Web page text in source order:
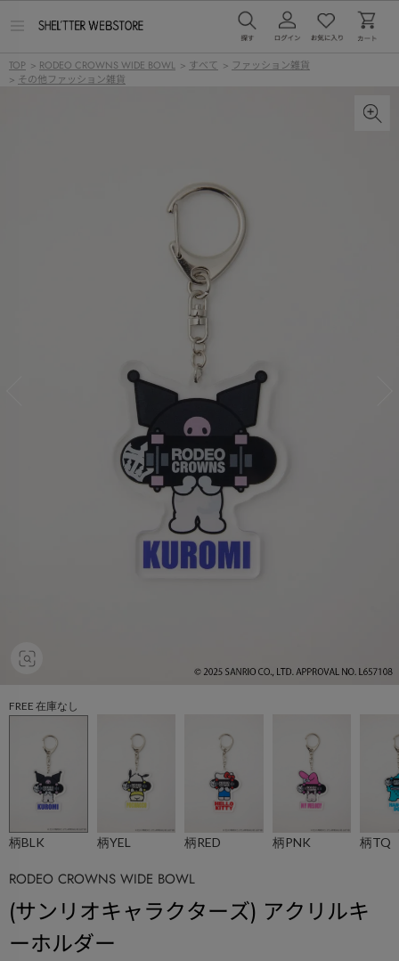
ー
を
TOP > RODEO CROWNS WIDE BOWL > すべて > ファッション雑貨
> その他ファッション雑貨
FREE 在庫なし
柄BLK 柄YEL 柄RED 柄PNK 柄TQ
RODEO CROWNS WIDE BOWL
(サンリオキャラクターズ) アクリルキ
ーホルダー